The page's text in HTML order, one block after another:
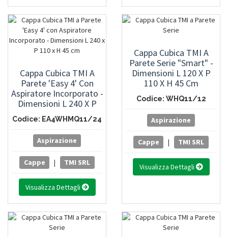
Cappa Cubica TMI A
Parete 'Easy 4' Con
Aspiratore Incorporato -
Dimensioni L 240 X P
110 X H 45 Cm
Codice: EA4WHMQ11/24
Aspirazione
Cappe | TMI SRL
Visualizza Dettagli
Cappa Cubica TMI A
Parete Serie "Smart" -
Dimensioni L 120 X P
110 X H 45 Cm
Codice: WHQ11/12
Aspirazione
Cappe | TMI SRL
Visualizza Dettagli